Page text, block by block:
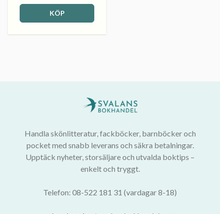
KÖP
Handla skönlitteratur, fackböcker, barnböcker och
pocket med snabb leverans och säkra betalningar.
Upptäck nyheter, storsäljare och utvalda boktips –
enkelt och tryggt.
Telefon: 08-522 181 31 (vardagar 8-18)